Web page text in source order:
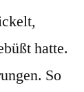
hatte.
So